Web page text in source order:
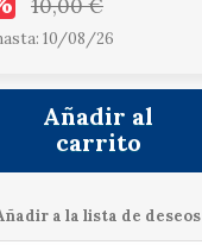
10,00 €
10/08/26
Añadir al
carrito
a la lista de deseos